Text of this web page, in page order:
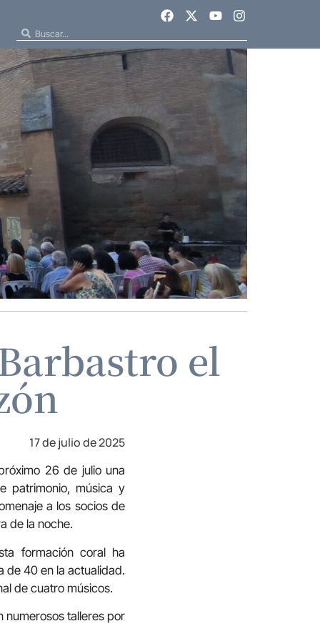
el
17 de julio de 2025
26 de julio una
patrimonio, música y
a los socios de
de la noche.
formación coral ha
de 40 en la actualidad.
de cuatro músicos.
numerosos talleres por